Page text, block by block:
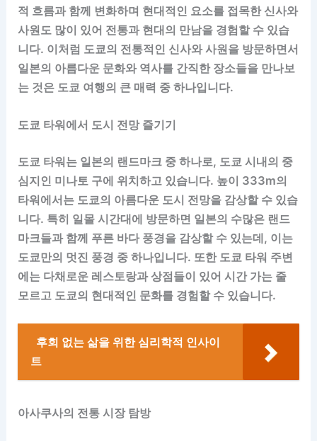
적 흐름과 함께 변화하며 현대적인 요소를 접목한 신사와
사원도 많이 있어 전통과 현대의 만남을 경험할 수 있습
니다. 이처럼 도쿄의 전통적인 신사와 사원을 방문하면서
일본의 아름다운 문화와 역사를 간직한 장소들을 만나보
는 것은 도쿄 여행의 큰 매력 중 하나입니다.
도쿄 타워에서 도시 전망 즐기기
도쿄 타워는 일본의 랜드마크 중 하나로, 도쿄 시내의 중
심지인 미나토 구에 위치하고 있습니다. 높이 333m의
타워에서는 도쿄의 아름다운 도시 전망을 감상할 수 있습
니다. 특히 일몰 시간대에 방문하면 일본의 수많은 랜드
마크들과 함께 푸른 바다 풍경을 감상할 수 있는데, 이는
도쿄만의 멋진 풍경 중 하나입니다. 또한 도쿄 타워 주변
에는 다채로운 레스토랑과 상점들이 있어 시간 가는 줄
모르고 도쿄의 현대적인 문화를 경험할 수 있습니다.
후회 없는 삶을 위한 심리학적 인사이
트
아사쿠사의 전통 시장 탐방